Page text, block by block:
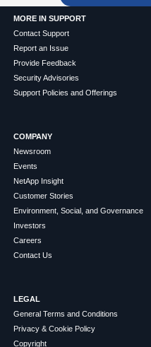
MORE IN SUPPORT
Contact Support
Report an Issue
Provide Feedback
Security Advisories
Support Policies and Offerings
COMPANY
Newsroom
Events
NetApp Insight
Customer Stories
Environment, Social, and Governance
Investors
Careers
Contact Us
LEGAL
General Terms and Conditions
Privacy & Cookie Policy
Copyright